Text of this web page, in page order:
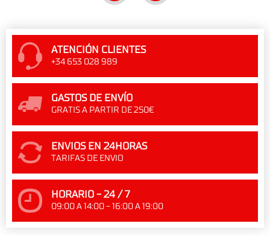
ATENCIÓN CLIENTES
+34 653 028 989
GASTOS DE ENVÍO
GRATIS A PARTIR DE 250€
ENVIOS EN 24HORAS
TARIFAS DE ENVIO
HORARIO - 24 / 7
09:00 A 14:00 - 16:00 A 19:00